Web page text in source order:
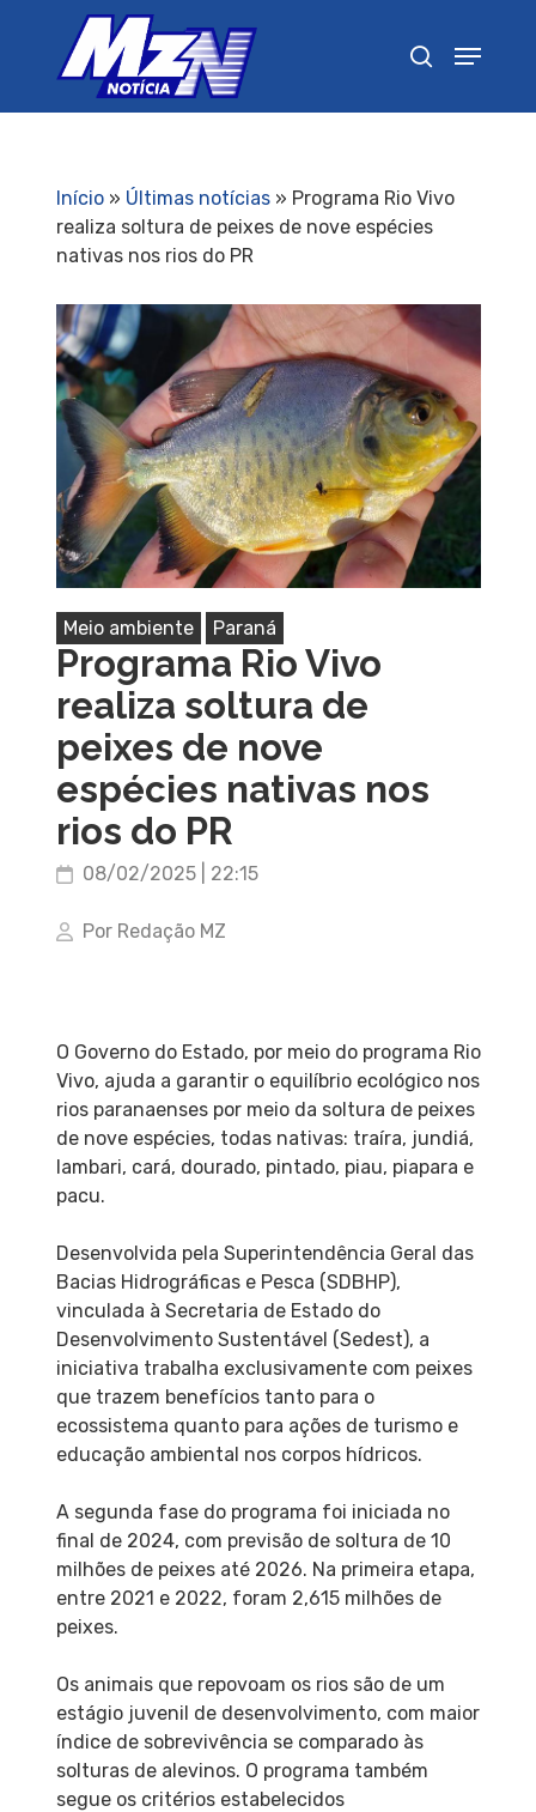
Início» Últimas notícias» Programa Rio Vivo
realiza soltura de peixes de nove espécies
nativas nos rios do PR
Meio ambiente Paraná
Programa Rio Vivo
realiza soltura de
peixes de nove
espécies nativas nos
rios do PR
08/02/2025 | 22:15
Por Redação MZ
O Governo do Estado, por meio do programa Rio
Vivo, ajuda a garantir o equilíbrio ecológico nos
rios paranaenses por meio da soltura de peixes
de nove espécies, todas nativas: traíra, jundiá,
lambari, cará, dourado, pintado, piau, piapara e
pacu.
Desenvolvida pela Superintendência Geral das
Bacias Hidrográficas e Pesca (SDBHP),
vinculada à Secretaria de Estado do
Desenvolvimento Sustentável (Sedest), a
iniciativa trabalha exclusivamente com peixes
que trazem benefícios tanto para o
ecossistema quanto para ações de turismo e
educação ambiental nos corpos hídricos.
A segunda fase do programa foi iniciada no
final de 2024, com previsão de soltura de 10
milhões de peixes até 2026. Na primeira etapa,
entre 2021 e 2022, foram 2,615 milhões de
peixes.
Os animais que repovoam os rios são de um
estágio juvenil de desenvolvimento, com maior
índice de sobrevivência se comparado às
solturas de alevinos. O programa também
segue os critérios estabelecidos